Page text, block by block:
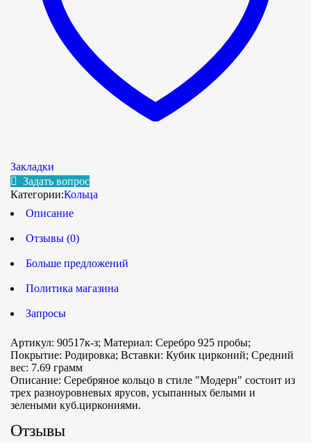
Закладки
Задать вопрос
Категории:Кольца
Описание
Отзывы (0)
Больше предложений
Политика магазина
Запросы
Артикул: 90517к-з; Материал: Серебро 925 пробы;
Покрытие: Родировка; Вставки: Кубик цирконий; Средний
вес: 7.69 грамм
Описание: Серебряное кольцо в стиле "Модерн" состоит из
трех разноуровневых ярусов, усыпанных белыми и
зелеными куб.циркониями.
Отзывы